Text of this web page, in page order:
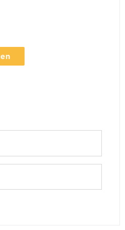
met 5200mAh accu en